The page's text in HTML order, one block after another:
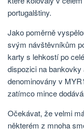
portugalštiny.
Jako poměrně
svým návštěvníkům
karty s lehkostí po
dispozici na
denominovány v
zatímco mince
Očekávat, že velmi
některém z mnoha